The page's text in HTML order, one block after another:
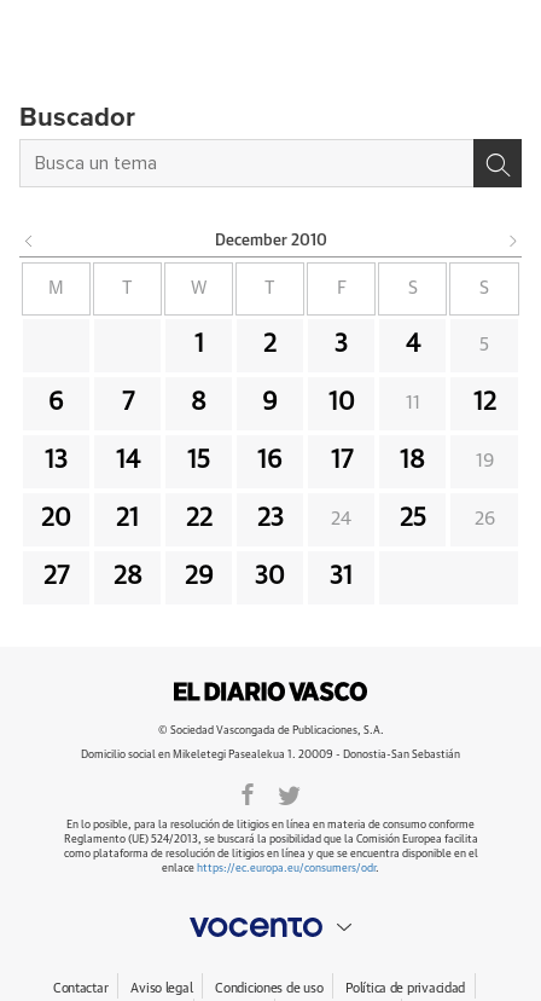
Buscador
December 2010
M W F S S
1 2 3 4 5
6 7 8 9 10 11 12
13 14 15 16 17 18 19
20 21 22 23 24 25 26
27 28 29 30 31
© Sociedad Vascongada de Publicaciones, S.A.
Domicilio social en Mikeletegi Pasealekua 1. 20009 - Donostia-San Sebastián
En lo posible, para la resolución de litigios en línea en materia de consumo conforme
Reglamento (UE) 524/2013, se buscará la posibilidad que la Comisión Europea facilita
como plataforma de resolución de litigios en línea y que se encuentra disponible en el
enlace https://ec.europa.eu/consumers/odr.
Contactar Aviso legal Condiciones de uso Política de privacidad